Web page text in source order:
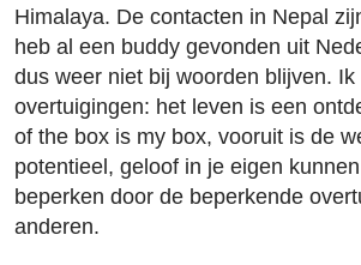
Himalaya. De contacten in Nepal
heb al een buddy gevonden uit
dus weer niet bij woorden blijven.
overtuigingen: het leven is een
of the box is my box, vooruit is de
potentieel, geloof in je eigen
beperken door de beperkende
anderen.